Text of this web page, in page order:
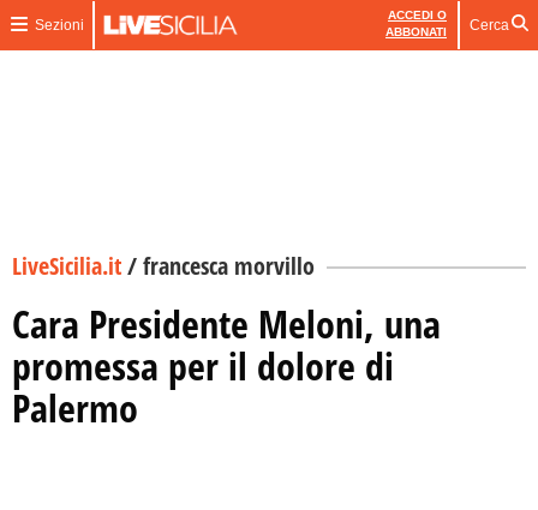
Sezioni
ACCEDI O
ABBONATI
Cerca
LiveSicilia.it/francesca morvillo
Cara Presidente Meloni, una
promessa per il dolore di
Palermo